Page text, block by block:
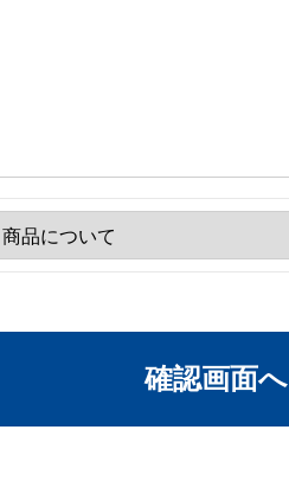
確認画面へ